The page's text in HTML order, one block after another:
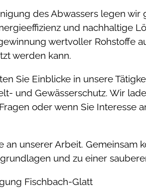
des Abwassers legen
und nachhaltige
wertvoller Rohstoffe
werden kann.
Sie Einblicke in unsere
und Gewässerschutz. Wir
oder wenn Sie Interesse
an unserer Arbeit. Gemeinsam
und zu einer
Fischbach-Glatt